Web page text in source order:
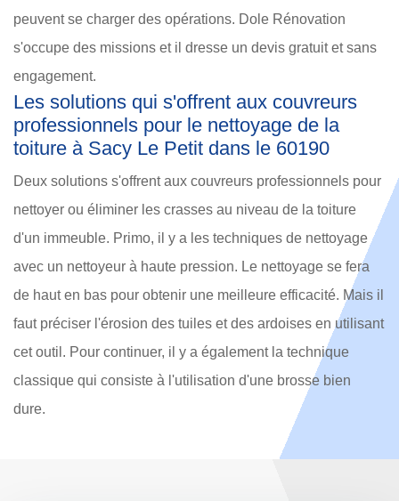
peuvent se charger des opérations. Dole Rénovation
s'occupe des missions et il dresse un devis gratuit et sans
engagement.
Les solutions qui s'offrent aux couvreurs
professionnels pour le nettoyage de la
toiture à Sacy Le Petit dans le 60190
Deux solutions s'offrent aux couvreurs professionnels pour
nettoyer ou éliminer les crasses au niveau de la toiture
d'un immeuble. Primo, il y a les techniques de nettoyage
avec un nettoyeur à haute pression. Le nettoyage se fera
de haut en bas pour obtenir une meilleure efficacité. Mais il
faut préciser l'érosion des tuiles et des ardoises en utilisant
cet outil. Pour continuer, il y a également la technique
classique qui consiste à l'utilisation d'une brosse bien
dure.